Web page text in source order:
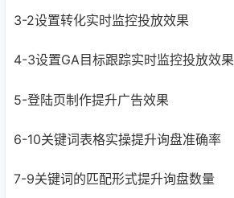
3-2设置转化实时监控投放效果
4-3设置GA目标跟踪实时监控投放效果
5-登陆页制作提升广告效果
6-10关键词表格实操提升询盘准确率
7-9关键词的匹配形式提升询盘数量